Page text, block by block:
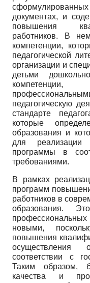
документах, и
повышения
работников. В
компетенции,
педагогической
организации и
детьми
педагогическую
стандарте
которые
образования и
для реализации
программы в
требованиями.
В рамках
программ
работников в
образования.
профессиональных
новыми,
повышения
осуществления
соответствии с
Таким образом,
качества и